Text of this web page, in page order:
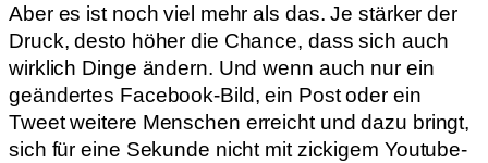
Aber es ist noch viel mehr als das. Je stärker der
Druck, desto höher die Chance, dass sich auch
wirklich Dinge ändern. Und wenn auch nur ein
geändertes Facebook-Bild, ein Post oder ein
Tweet weitere Menschen erreicht und dazu bringt,
sich für eine Sekunde nicht mit zickigem Youtube-